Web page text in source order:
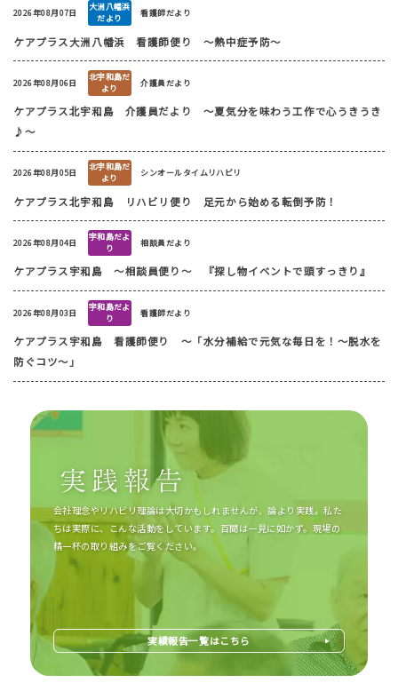
2026年08月07日
大洲八幡浜
だより
看護師だより
ケアプラス大洲八幡浜 看護師便り ～熱中症予防～
2026年08月06日
北宇和島だ
より
介護員だより
ケアプラス北宇和島 介護員だより ～夏気分を味わう工作で心うきうき
♪～
2026年08月05日
北宇和島だ
より
シンオールタイムリハビリ
ケアプラス北宇和島 リハビリ便り 足元から始める転倒予防！
2026年08月04日
宇和島だよ
り
相談員だより
ケアプラス宇和島 ～相談員便り～ 『探し物イベントで頭すっきり』
2026年08月03日
宇和島だよ
り
看護師だより
ケアプラス宇和島 看護師便り ～「水分補給で元気な毎日を！～脱水を
防ぐコツ～」
会社理念やリハビリ理論は大切かもしれませんが、論より実践。私た
ちは実際に、こんな活動をしています。百聞は一見に如かず。現場の
精一杯の取り組みをご覧ください。
実績報告一覧はこちら